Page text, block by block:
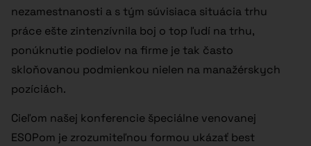
nezamestnanosti a s tým súvisiaca situácia trhu
práce ešte zintenzívnila boj o top ľudí na trhu,
ponúknutie podielov na firme je tak často
skloňovanou podmienkou nielen na manažérskych
pozíciách.
Cieľom našej konferencie špeciálne venovanej
ESOPom je zrozumiteľnou formou ukázať best